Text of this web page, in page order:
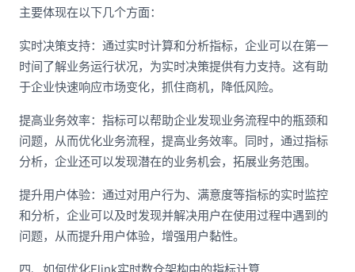
主要体现在以下几个方面：
实时决策支持：通过实时计算和分析指标，企业可以在第一
时间了解业务运行状况，为实时决策提供有力支持。这有助
于企业快速响应市场变化，抓住商机，降低风险。
提高业务效率：指标可以帮助企业发现业务流程中的瓶颈和
问题，从而优化业务流程，提高业务效率。同时，通过指标
分析，企业还可以发现潜在的业务机会，拓展业务范围。
提升用户体验：通过对用户行为、满意度等指标的实时监控
和分析，企业可以及时发现并解决用户在使用过程中遇到的
问题，从而提升用户体验，增强用户黏性。